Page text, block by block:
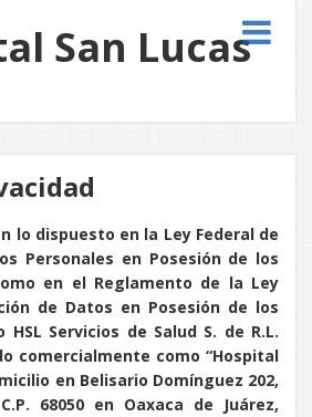
San Lucas
lo dispuesto en la Ley Federal de
Personales en Posesión de los
en el Reglamento de la Ley
de Datos en Posesión de los
HSL Servicios de Salud S. de R.L.
comercialmente como “Hospital
en Belisario Domínguez 202,
68050 en Oaxaca de Juárez,